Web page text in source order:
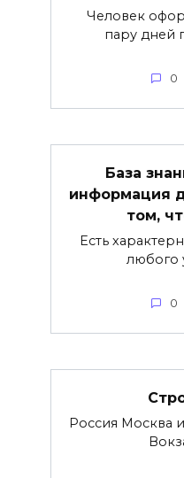
Человек
пару дней
0
База
информация
том,
Есть
любого
0
Россия Москва